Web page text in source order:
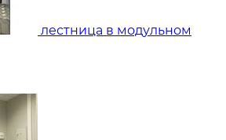
лестница в модульном